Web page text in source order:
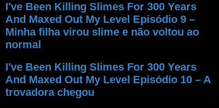
I've Been Killing Slimes For 300 Years
And Maxed Out My Level Episódio 9 –
Minha filha virou slime e não voltou ao
normal
I've Been Killing Slimes For 300 Years
And Maxed Out My Level Episódio 10 – A
trovadora chegou